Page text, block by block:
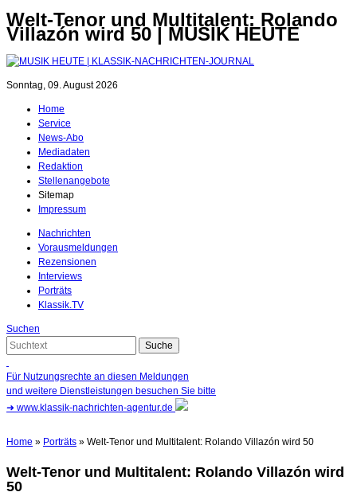
Welt-Tenor und Multitalent: Rolando
Villazón wird 50 | MUSIK HEUTE
Sonntag, 09. August 2026
Home
Service
News-Abo
Mediadaten
Redaktion
Stellenangebote
Sitemap
Impressum
Nachrichten
Vorausmeldungen
Rezensionen
Interviews
Porträts
Klassik.TV
Suchen
Für Nutzungsrechte an diesen Meldungen
und weitere Dienstleistungen besuchen Sie bitte
➜ www.klassik-nachrichten-agentur.de
Home » Porträts » Welt-Tenor und Multitalent: Rolando Villazón wird 50
Welt-Tenor und Multitalent: Rolando Villazón wird
50